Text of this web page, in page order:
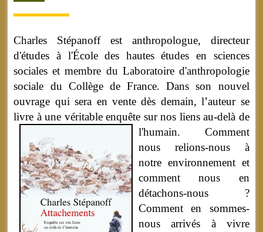
Charles Stépanoff est anthropologue, directeur
d'études à l'École des hautes études en sciences
sociales et membre du Laboratoire d'anthropologie
sociale du Collège de France. Dans son nouvel
ouvrage qui sera en vente dès demain, l’auteur se
livre à une véritable enquête sur nos liens au-delà de
l'humain. Comment
nous relions-nous à
notre environnement et
comment nous en
détachons-nous ?
Comment en sommes-
nous arrivés à vivre